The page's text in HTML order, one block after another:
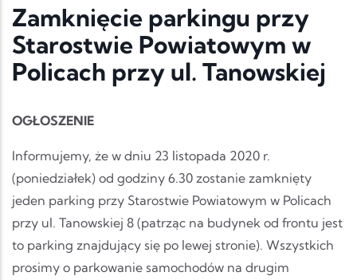
Zamknięcie parkingu przy
Starostwie Powiatowym w
Policach przy ul. Tanowskiej
OGŁOSZENIE
Informujemy, że w dniu 23 listopada 2020 r.
(poniedziałek) od godziny 6.30 zostanie zamknięty
jeden parking przy Starostwie Powiatowym w Policach
przy ul. Tanowskiej 8 (patrząc na budynek od frontu jest
to parking znajdujący się po lewej stronie). Wszystkich
prosimy o parkowanie samochodów na drugim